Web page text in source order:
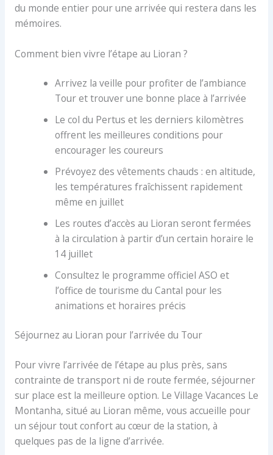
du monde entier pour une arrivée qui restera dans les
mémoires.
Comment bien vivre l’étape au Lioran ?
Arrivez la veille pour profiter de l’ambiance
Tour et trouver une bonne place à l’arrivée
Le col du Pertus et les derniers kilomètres
offrent les meilleures conditions pour
encourager les coureurs
Prévoyez des vêtements chauds : en altitude,
les températures fraîchissent rapidement
même en juillet
Les routes d’accès au Lioran seront fermées
à la circulation à partir d’un certain horaire le
14 juillet
Consultez le programme officiel ASO et
l’office de tourisme du Cantal pour les
animations et horaires précis
Séjournez au Lioran pour l’arrivée du Tour
Pour vivre l’arrivée de l’étape au plus près, sans
contrainte de transport ni de route fermée, séjourner
sur place est la meilleure option. Le Village Vacances Le
Montanha, situé au Lioran même, vous accueille pour
un séjour tout confort au cœur de la station, à
quelques pas de la ligne d’arrivée.